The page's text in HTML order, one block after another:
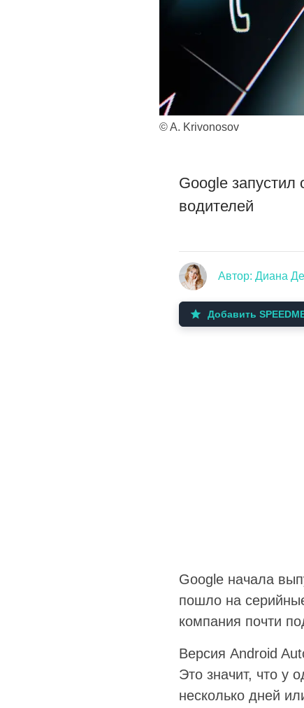
© A. Krivonosov
Google
водителей
Автор: Диана
Добавить
Google начала
пошло на
компания почти
Версия Android
Это значит, что у
несколько дней